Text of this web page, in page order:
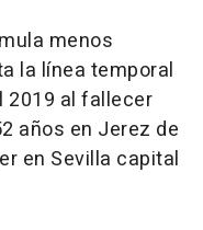
menos
la línea temporal
2019 al fallecer
años en Jerez de
en Sevilla capital